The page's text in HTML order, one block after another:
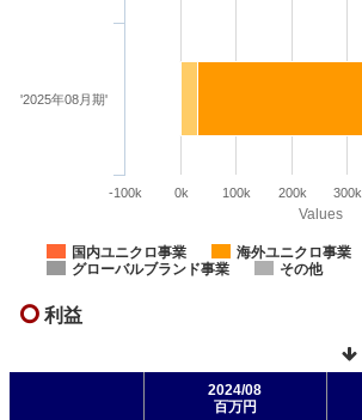
Values
国内ユニクロ事業 海外ユニクロ事業
グローバルブランド事業
その他
'2025年08月期'
-100k 0k 100k 200k 300k
利益
2024/08
百万円